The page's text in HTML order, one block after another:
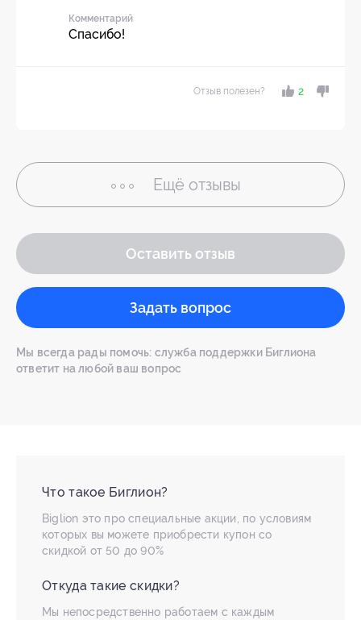
Комментарий
Спасибо!
Отзыв полезен? 2
Ещё отзывы
Оставить отзыв
Задать вопрос
Мы всегда рады помочь: служба поддержки Биглиона
ответит на любой ваш вопрос
Что такое Биглион?
Biglion это про специальные акции, по условиям
которых вы можете приобрести купон со
скидкой от 50 до 90%
Откуда такие скидки?
Мы непосредственно работаем с каждым